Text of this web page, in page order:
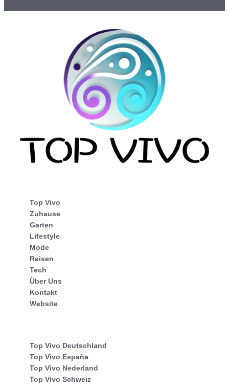
Top Vivo
Zuhause
Garten
Lifestyle
Mode
Reisen
Tech
Über Uns
Kontakt
Website
Top Vivo Deutschland
Top Vivo España
Top Vivo Nederland
Top Vivo Schweiz